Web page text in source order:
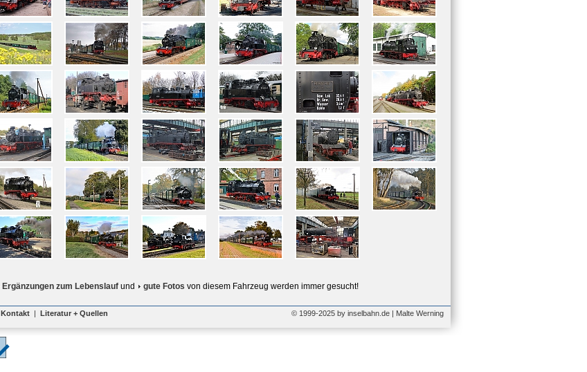
Ergänzungen zum Lebenslauf und gute Fotos von diesem Fahrzeug werden immer gesucht!
Kontakt | Literatur + Quellen © 1999-2025 by inselbahn.de | Malte Werning